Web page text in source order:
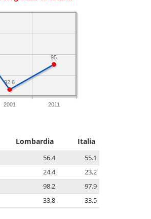
2001 2011
95
92.6
Lombardia Italia
56.4
55.1
24.4
23.2
98.2
97.9
33.8 33.5